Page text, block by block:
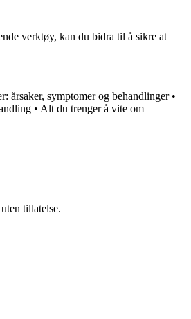
verktøy, kan du bidra til å sikre at
årsaker, symptomer og behandlinger•
• Alt du trenger å vite om
tillatelse.